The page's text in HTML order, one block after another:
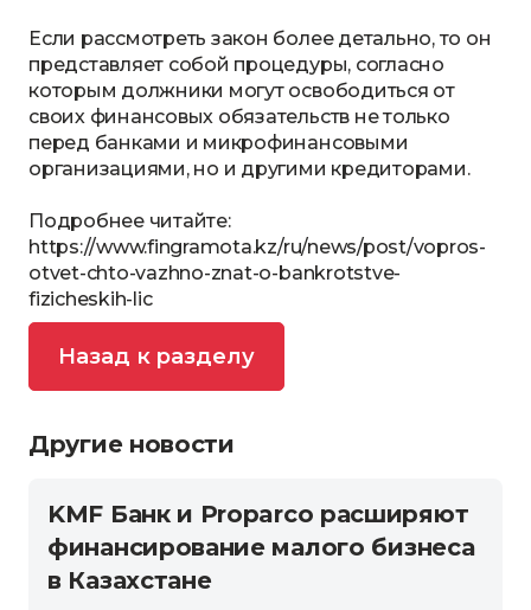
Если рассмотреть закон более детально, то он
представляет собой процедуры, согласно
которым должники могут освободиться от
своих финансовых обязательств не только
перед банками и микрофинансовыми
организациями, но и другими кредиторами.
Подробнее читайте:
https://www.fingramota.kz/ru/news/post/vopros-
otvet-chto-vazhno-znat-o-bankrotstve-
fizicheskih-lic
Назад к разделу
Другие новости
KMF Банк и Proparco расширяют
финансирование малого бизнеса
в Казахстане